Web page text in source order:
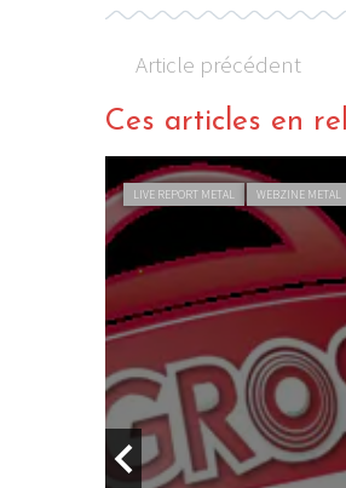
Article précédent
Ces articles en
LIVE REPORT METAL WEBZINE METAL